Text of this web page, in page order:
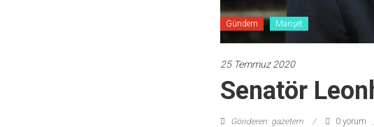
Gündem Manşet
25 Temmuz 2020
Senatör
Gönderen: gazetem 0 yorum